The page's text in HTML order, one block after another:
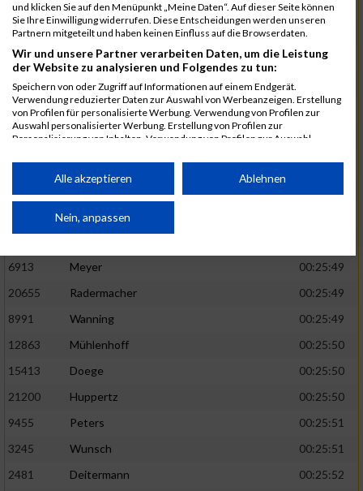
1582 Funken
00:25:42
12220
Cosma
00:25:43
9678
Exner
00:25:43
11817
Schmaul-Klaibee
6812
Koch
00:25:47
9610
Linß
00:25:47
706
Wehmeier
00:25:48
Küpper
Inhoff
6913
Meyer
00:25:49
20655
Radermacher
00:25:49
8991
Wanning
00:25:49
12863
Mühlenhoff
00:25:50
15413
Doege
00:25:50
21200
Huppertz
00:25:50
9455
Peters
00:25:51
3245
Wunsch
00:25:51
2481
Deitermann
00:25:52
und klicken Sie auf den Menüpunkt „Meine Daten“. Auf dieser Seite können
Sie Ihre Einwilligung widerrufen. Diese Entscheidungen werden unseren
Partnern mitgeteilt und haben keinen Einfluss auf die Browserdaten.
Wir und unsere Partner verarbeiten Daten, um die Leistung
der Website zu analysieren und Folgendes zu tun:
Speichern von oder Zugriff auf Informationen auf einem Endgerät.
Verwendung reduzierter Daten zur Auswahl von Werbeanzeigen. Erstellung
von Profilen für personalisierte Werbung. Verwendung von Profilen zur
Auswahl personalisierter Werbung. Erstellung von Profilen zur
Personalisierung von Inhalten. Verwendung von Profilen zur Auswahl
Performance von Inhalten. Analyse von Zielgruppen durch Statistiken oder
Kombinationen von Daten aus verschiedenen Quellen. Entwicklung und
von Inhalten.
Daten können außerhalb der Europäischen Union weitergegeben und in die
Website/App.
Partnerliste anzeigen (1 IAB-Anbieter)
Wir nutzen Ihre Daten für folgende Zwecke:
Speichern von oder Zugriff auf Informationen
auf einem Endgerät
von Werbeanzeigen
Werbung
Alle akzeptieren Ablehnen
Nein, anpassen